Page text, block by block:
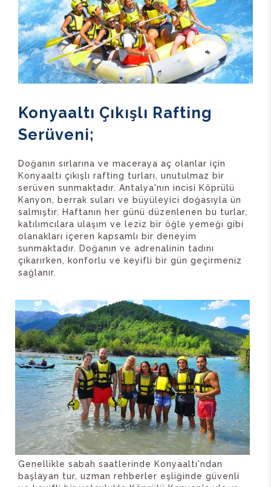
Konyaaltı Çıkışlı Rafting
Serüveni;
Doğanın sırlarına ve maceraya aç olanlar için
Konyaaltı çıkışlı rafting turları, unutulmaz bir
serüven sunmaktadır. Antalya'nın incisi Köprülü
Kanyon, berrak suları ve büyüleyici doğasıyla ün
salmıştır. Haftanın her günü düzenlenen bu turlar,
katılımcılara ulaşım ve leziz bir öğle yemeği gibi
olanakları içeren kapsamlı bir deneyim
sunmaktadır. Doğanın ve adrenalinin tadını
çıkarırken, konforlu ve keyifli bir gün geçirmeniz
sağlanır.
Genellikle sabah saatlerinde Konyaaltı'ndan
başlayan tur, uzman rehberler eşliğinde güvenli